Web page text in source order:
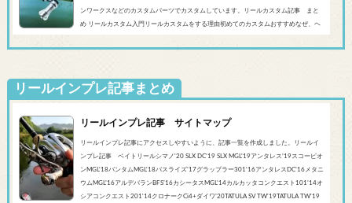
ンワークスなどのカスタムパーツでカスタムしています。リールカスタム記事 まと
め リールカスタム入門リールカスタムをする理由初めてのカスタムおすすめなぜ、ヘ
スMGL’19スコーピオンMGL&#0...
リールインプレ記事まとめ
リールインプレ記事 サイトマップ
リールインプレ記事にアクセスしやすいように、記事一覧を作成しました。リールイ
ンプレ記事 ベイトリールシマノ'20 SLX DC’19 SLX MGL'19アンタレス’19スコーピオ
ンMGL'18バンタムMGL'18バスライズ’17グラップラー301‘16アンタレスDC’16メタニ
ウムMGL’16アルデバランBFS’16カシータスMGL’14カルカッタコンクエスト101’14オ
シアコンクエスト201'14クロナークCi4+ダイワ’20TATULA SV TW'19TATULA TW'19